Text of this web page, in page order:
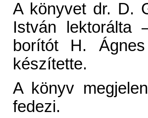
A könyvet dr. D.
István lektorálta
borítót H.
készítette.
A könyv
fedezi.